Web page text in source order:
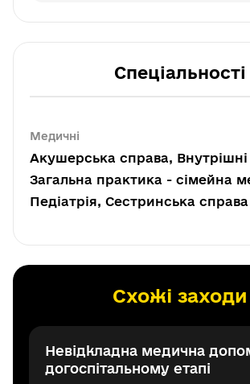
Спеціальності
Медичні
Акушерська справа,
Загальна практика - сімейна
Педіатрія, Сестринська справа
Схожі заходи
Невідкладна медична
догоспітальному етапі